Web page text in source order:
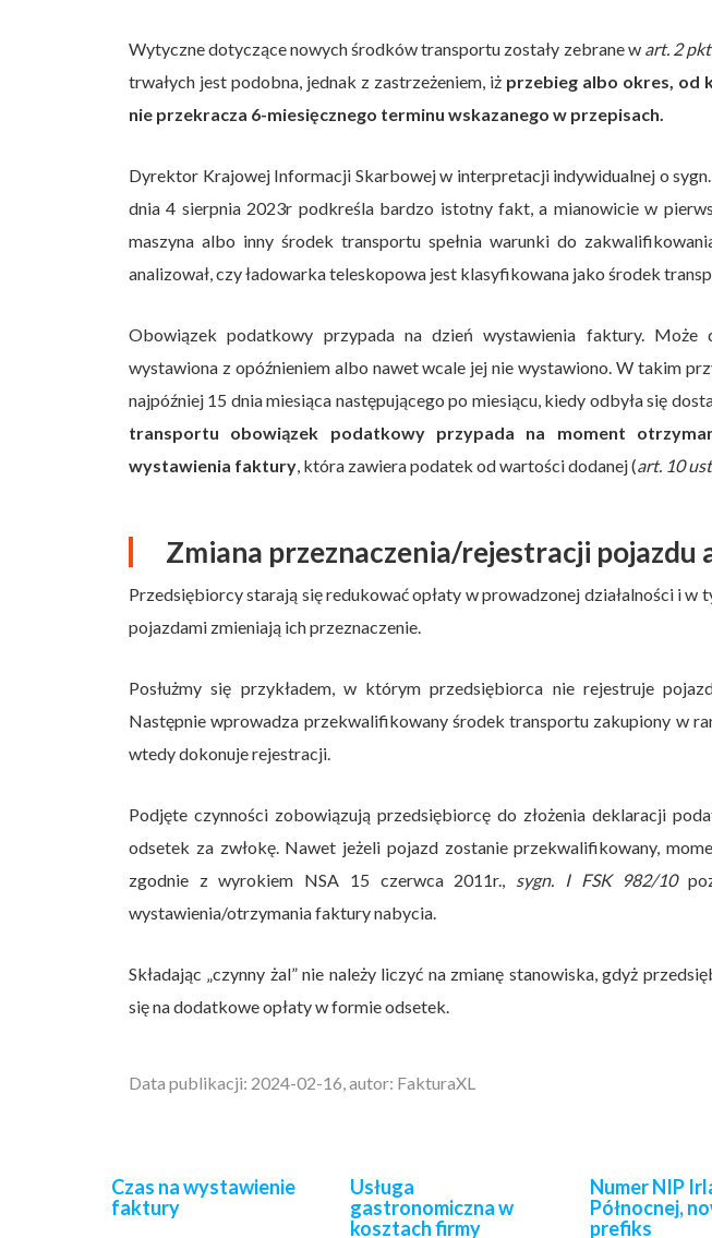
Wytyczne dotyczące nowych środków transportu zostały zebrane w art. 2
trwałych jest podobna, jednak z zastrzeżeniem, iż przebieg albo okres, od
nie przekracza 6-miesięcznego terminu wskazanego w przepisach.
Dyrektor Krajowej Informacji Skarbowej w interpretacji indywidualnej o sygn.
dnia 4 sierpnia 2023r podkreśla bardzo istotny fakt, a mianowicie w
maszyna albo inny środek transportu spełnia warunki do
analizował, czy ładowarka teleskopowa jest klasyfikowana jako środek
Obowiązek podatkowy przypada na dzień wystawienia faktury. Może
wystawiona z opóźnieniem albo nawet wcale jej nie wystawiono. W takim
najpóźniej 15 dnia miesiąca następującego po miesiącu, kiedy odbyła się
transportu obowiązek podatkowy przypada na moment
wystawienia faktury, która zawiera podatek od wartości dodanej (art. 10
Zmiana przeznaczenia/rejestracji pojazdu
Przedsiębiorcy starają się redukować opłaty w prowadzonej działalności i w
pojazdami zmieniają ich przeznaczenie.
Posłużmy się przykładem, w którym przedsiębiorca nie rejestruje
Następnie wprowadza przekwalifikowany środek transportu zakupiony w
wtedy dokonuje rejestracji.
Podjęte czynności zobowiązują przedsiębiorcę do złożenia deklaracji
odsetek za zwłokę. Nawet jeżeli pojazd zostanie przekwalifikowany,
zgodnie z wyrokiem NSA 15 czerwca 2011r., sygn. I FSK 982/10
wystawienia/otrzymania faktury nabycia.
Składając „czynny żal” nie należy liczyć na zmianę stanowiska, gdyż
się na dodatkowe opłaty w formie odsetek.
Data publikacji: 2024-02-16, autor: FakturaXL
Czas na wystawienie
faktury
Usługa
gastronomiczna w
kosztach firmy
Numer NIP
Północnej,
prefiks